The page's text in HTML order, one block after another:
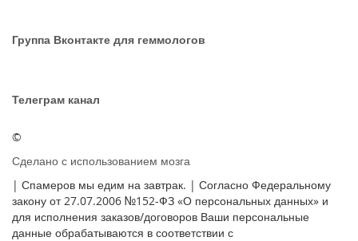
Группа Вконтакте для геммологов
Телеграм канал
©
Сделано с использованием мозга
| Спамеров мы едим на завтрак. | Согласно Федеральному
закону от 27.07.2006 №152-ФЗ «О персональных данных» и
для исполнения заказов/договоров Ваши персональные
данные обрабатываются в соответствии с